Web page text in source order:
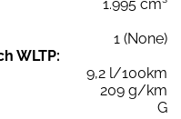
1.995 cm³
1 (None)
WLTP:
9,2 l/100km
209 g/km
G